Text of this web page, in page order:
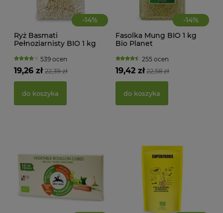
-14%
Ryż Basmati
Pełnoziarnisty BIO 1 kg
539 ocen
22,39 zł
19,26 zł
do koszyka
-14%
Fasolka Mung BIO 1 kg
Bio Planet
255 ocen
22,58 zł
19,42 zł
do koszyka